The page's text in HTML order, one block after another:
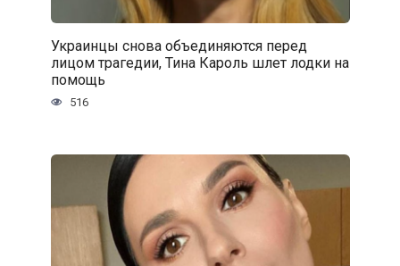
Украинцы снова объединяются перед
лицом трагедии, Тина Кароль шлет лодки на
помощь
516